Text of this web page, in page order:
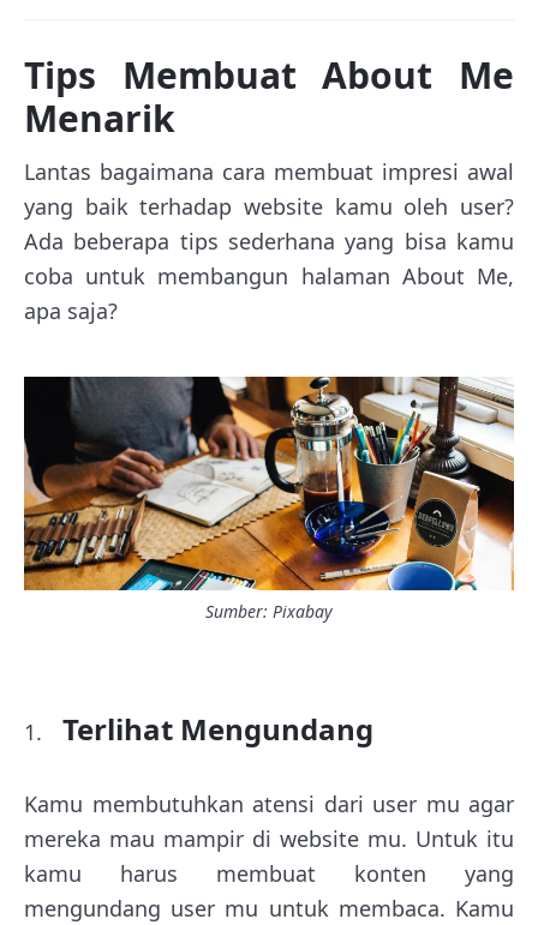
Tips Membuat About Me
Menarik
Lantas bagaimana cara membuat impresi awal
yang baik terhadap website kamu oleh user?
Ada beberapa tips sederhana yang bisa kamu
coba untuk membangun halaman About Me,
apa saja?
Sumber: Pixabay
Terlihat Mengundang
Kamu membutuhkan atensi dari user mu agar
mereka mau mampir di website mu. Untuk itu
kamu harus membuat konten yang
mengundang user mu untuk membaca. Kamu